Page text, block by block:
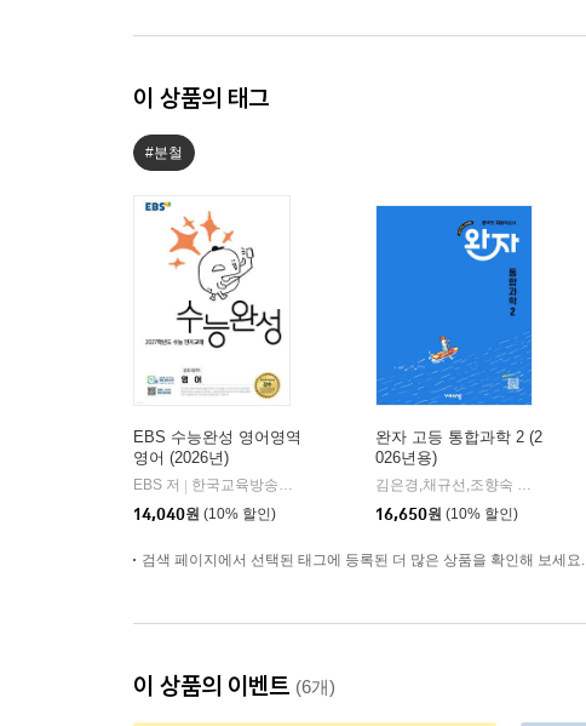
이 상품의 태그
#분철
EBS 수능완성 영어영역
영어 (2026년)
EBS 저
한국교육방송공사
14,040원 (10% 할인)
완자 고등 통합과학 2 (2
026년용)
김은경,채규선,조향숙 등저
16,650원 (10% 할인)
검색 페이지에서 선택된 태그에 등록된 더 많은 상품을 확인해 보세요.
이 상품의 이벤트 (6개)